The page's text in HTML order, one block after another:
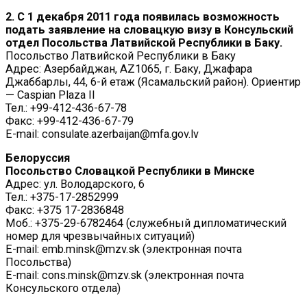
2. С 1 декабря 2011 года появилась возможность
подать заявление на словацкую визу в Консульский
отдел Посольства Латвийской Республики в Баку.
Посольство Латвийской Республики в Баку
Адрес: Азербайджан, AZ1065, г. Баку, Джафара
Джаббарлы, 44, 6-й етаж (Ясамальский район). Ориентир
— Caspian Plaza II
Тел.: +99-412-436-67-78
Факс: +99-412-436-67-79
E-mail: consulate.azerbaijan@mfa.gov.lv
Белоруссия
Посольство Словацкой Республики в Минске
Адрес: ул. Володарского, 6
Тел.: +375-17-2852999
Факс: +375 17-2836848
Моб.: +375-29-6782464 (служебный дипломатический
номер для чрезвычайных ситуаций)
E-mail: emb.minsk@mzv.sk (электронная почта
Посольства)
E-mail: cons.minsk@mzv.sk (электронная почта
Консульского отдела)